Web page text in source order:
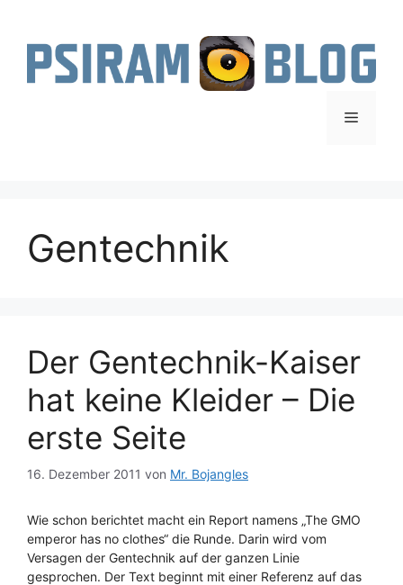
springen
Menü
Gentechnik
Der Gentechnik-Kaiser
hat keine Kleider – Die
erste Seite
16. Dezember 2011 von Mr. Bojangles
Wie schon berichtet macht ein Report namens „The GMO
emperor has no clothes“ die Runde. Darin wird vom
Versagen der Gentechnik auf der ganzen Linie
gesprochen. Der Text beginnt mit einer Referenz auf das